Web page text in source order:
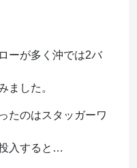
ーが多く沖では2バ
ました。
たのはスタッガーワ
入すると…